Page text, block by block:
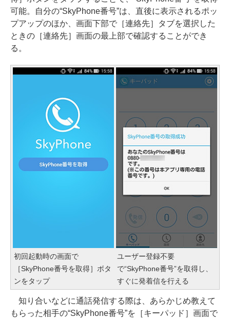
可能。自分の“SkyPhone番号”は、直後に表示されるポッ
プアップのほか、画面下部で［連絡先］タブを選択した
ときの［連絡先］画面の最上部で確認することができ
る。
初回起動時の画面で
［SkyPhone番号を取得］ボタ
ンをタップ
ユーザー登録不要
で“SkyPhone番号”を取得し、
すぐに発着信を行える
知り合いなどに通話発信する際は、あらかじめ教えて
もらった相手の“SkyPhone番号”を［キーパッド］画面で